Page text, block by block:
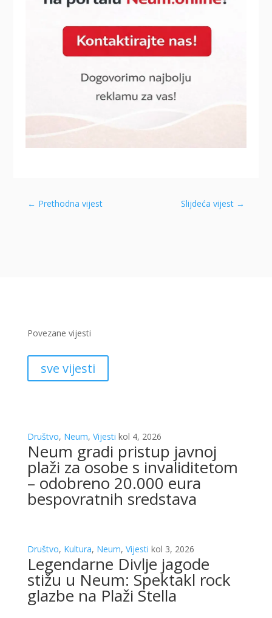
← Prethodna vijest Slijdeća vijest →
Povezane vijesti
sve vijesti
Društvo, Neum, Vijesti kol 4, 2026
Neum gradi pristup javnoj
plaži za osobe s invaliditetom
– odobreno 20.000 eura
bespovratnih sredstava
Društvo, Kultura, Neum, Vijesti kol 3, 2026
Legendarne Divlje jagode
stižu u Neum: Spektakl rock
glazbe na Plaži Stella